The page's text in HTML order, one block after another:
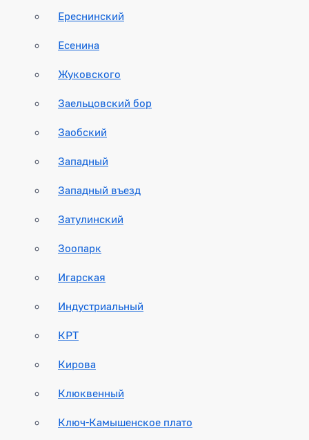
Ереснинский
Есенина
Жуковского
Заельцовский бор
Заобский
Западный
Западный въезд
Затулинский
Зоопарк
Игарская
Индустриальный
КРТ
Кирова
Клюквенный
Ключ-Камышенское плато